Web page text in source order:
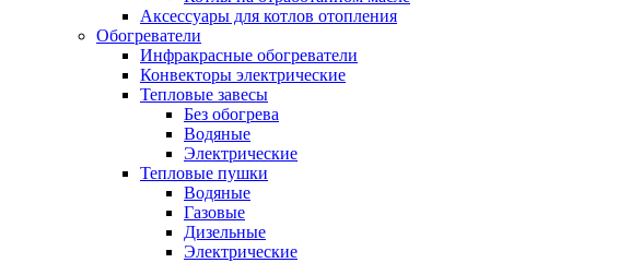
Аксессуары для котлов отопления
Обогреватели
Инфракрасные обогреватели
Конвекторы электрические
Тепловые завесы
Без обогрева
Водяные
Электрические
Тепловые пушки
Водяные
Газовые
Дизельные
Электрические